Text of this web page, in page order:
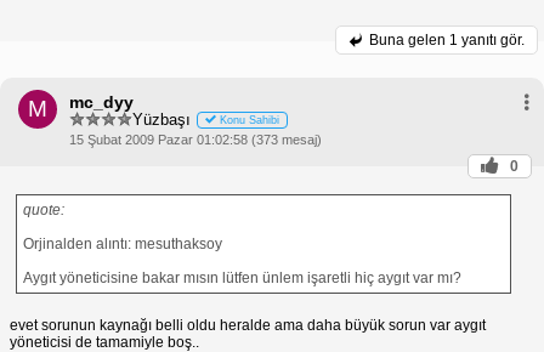
Buna gelen 1 yanıtı gör.
M mc_dyy
Yüzbaşı Konu Sahibi
15 Şubat 2009 Pazar 01:02:58 (373 mesaj)
0
quote:
Orjinalden alıntı: mesuthaksoy
Aygıt yöneticisine bakar mısın lütfen ünlem işaretli hiç aygıt var mı?
evet sorunun kaynağı belli oldu heralde ama daha büyük sorun var aygıt
yöneticisi de tamamiyle boş..